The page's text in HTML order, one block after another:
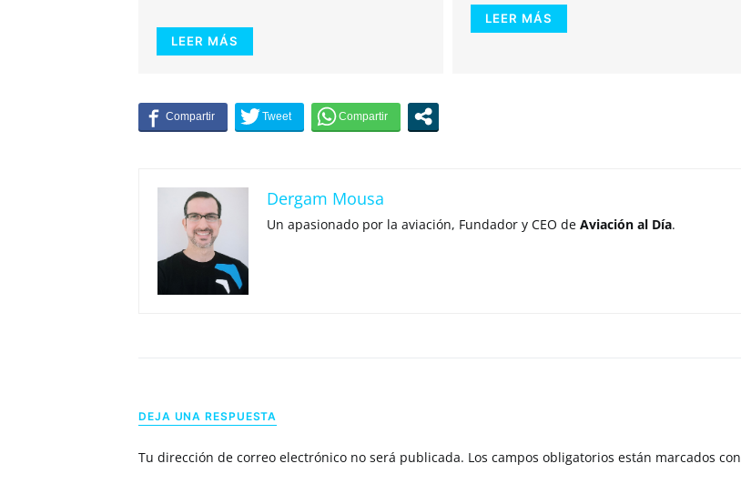
LEER MÁS
LEER MÁS
Dergam Mousa
Un apasionado por la aviación, Fundador y CEO de Aviación al Día.
DEJA UNA RESPUESTA
Tu dirección de correo electrónico no será publicada. Los campos obligatorios están marcados con